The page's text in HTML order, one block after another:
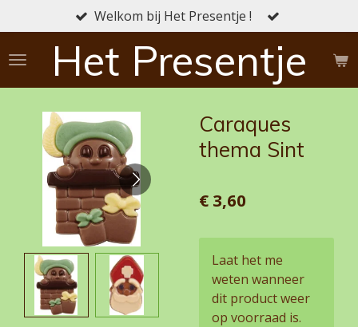
direct
naar
Het Presentje
Welkom bij Het Presentje !
Caraques
thema Sint
€ 3,60
Laat het me
weten wanneer
dit product weer
op voorraad is.